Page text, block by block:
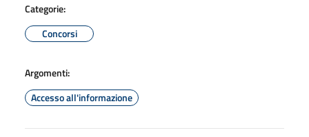
Categorie:
Concorsi
Argomenti:
Accesso all'informazione